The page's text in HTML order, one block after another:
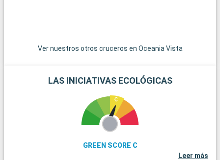
Ver nuestros otros cruceros en Oceania Vista
LAS INICIATIVAS ECOLÓGICAS
GREEN SCORE C
Leer más